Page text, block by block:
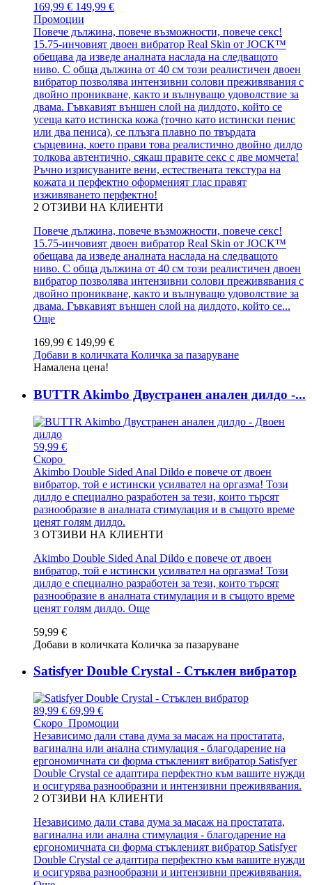
169,99 € 149,99 €
Промоции
Повече дължина, повече възможности, повече секс!
15.75-инчовият двоен вибратор Real Skin от JOCK™
обещава да изведе аналната наслада на следващото
ниво. С обща дължина от 40 см този реалистичен двоен
вибратор позволява интензивни солови преживявания с
двойно проникване, както и вълнуващо удоволствие за
двама. Гъвкавият външен слой на дилдото, който се
усеща като истинска кожа (точно като истински пенис
или два пениса), се плъзга плавно по твърдата
сърцевина, което прави това реалистично двойно дилдо
толкова автентично, сякаш правите секс с две момчета!
Ръчно изрисуваните вени, естествената текстура на
кожата и перфектно оформеният глас правят
изживяването перфектно!
2 ОТЗИВИ НА КЛИЕНТИ
Повече дължина, повече възможности, повече секс!
15.75-инчовият двоен вибратор Real Skin от JOCK™
обещава да изведе аналната наслада на следващото
ниво. С обща дължина от 40 см този реалистичен двоен
вибратор позволява интензивни солови преживявания с
двойно проникване, както и вълнуващо удоволствие за
двама. Гъвкавият външен слой на дилдото, който се...
Още
169,99 € 149,99 €
Добави в количката Количка за пазаруване
Намалена цена!
BUTTR Akimbo Двустранен анален дилдо -...
59,99 €
Скоро
Akimbo Double Sided Anal Dildo е повече от двоен
вибратор, той е истински усилвател на оргазма! Този
дилдо е специално разработен за тези, които търсят
разнообразие в аналната стимулация и в същото време
ценят голям дилдо.
3 ОТЗИВИ НА КЛИЕНТИ
Akimbo Double Sided Anal Dildo е повече от двоен
вибратор, той е истински усилвател на оргазма! Този
дилдо е специално разработен за тези, които търсят
разнообразие в аналната стимулация и в същото време
ценят голям дилдо. Още
59,99 €
Добави в количката Количка за пазаруване
Satisfyer Double Crystal - Стъклен вибратор
89,99 € 69,99 €
Скоро Промоции
Независимо дали става дума за масаж на простатата,
вагинална или анална стимулация - благодарение на
ергономичната си форма стъкленият вибратор Satisfyer
Double Crystal се адаптира перфектно към вашите нужди
и осигурява разнообразни и интензивни преживявания.
2 ОТЗИВИ НА КЛИЕНТИ
Независимо дали става дума за масаж на простатата,
вагинална или анална стимулация - благодарение на
ергономичната си форма стъкленият вибратор Satisfyer
Double Crystal се адаптира перфектно към вашите нужди
и осигурява разнообразни и интензивни преживявания.